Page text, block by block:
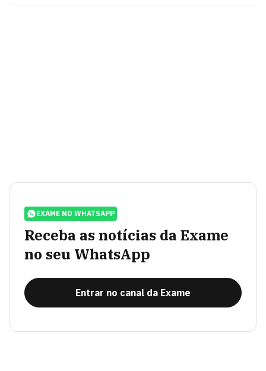
EXAME NO WHATSAPP
Receba as notícias da Exame
no seu WhatsApp
Entrar no canal da Exame